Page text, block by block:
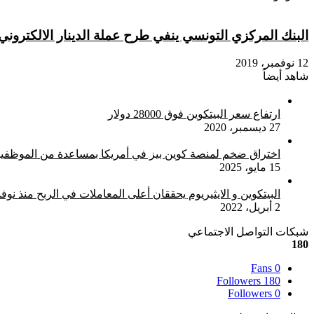
البنك المركزي التونسي ينفي طرح عملة الدينار
12 نوفمبر، 2019
شاهد أيضاً
ارتفاع سعر البيتكوين فوق 28000 دولار
27 ديسمبر، 2020
اختراق ضخم لمنصة كوين بيز في أمريكا بمساعدة من
15 مايو، 2025
البيتكوين و الايثيريوم يحققان أعلى المعاملات في الربح منذ نوفمبر
2 أبريل، 2022
شبكات التواصل الاجتماعي
180
0
Fans
180
Followers
0
Followers